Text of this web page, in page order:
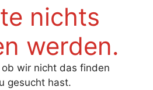
nichts
werden.
wir nicht das finden
gesucht hast.